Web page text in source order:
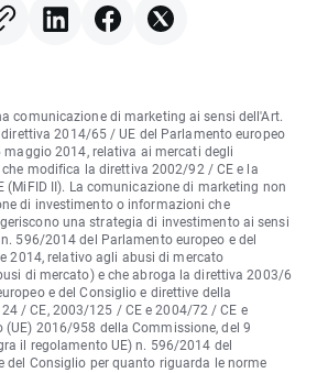
comunicazione di marketing ai sensi dell'Art.
2014/65 / UE del Parlamento europeo
maggio 2014, relativa ai mercati degli
modifica la direttiva 2002/92 / CE e la
II). La comunicazione di marketing non
di investimento o informazioni che
una strategia di investimento ai sensi
596/2014 del Parlamento europeo e del
2014, relativo agli abusi di mercato
di mercato) e che abroga la direttiva 2003/6
e del Consiglio e direttive della
/ CE, 2003/125 / CE e 2004/72 / CE e
2016/958 della Commissione, del 9
il regolamento UE) n. 596/2014 del
del Consiglio per quanto riguarda le norme